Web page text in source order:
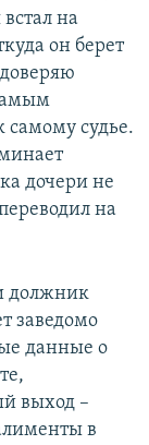
на
он берет
самому судье.
дочери не
на
должник
заведомо
данные о
выход –
в